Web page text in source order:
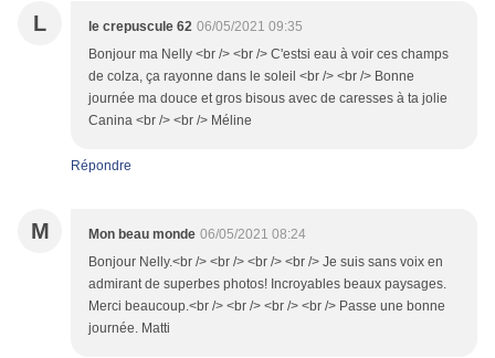
L le crepuscule 62 06/05/2021 09:35
Bonjour ma Nelly <br /> <br /> C'estsi eau à voir ces champs
de colza, ça rayonne dans le soleil <br /> <br /> Bonne
journée ma douce et gros bisous avec de caresses à ta jolie
Canina <br /> <br /> Méline
Répondre
M Mon beau monde 06/05/2021 08:24
Bonjour Nelly.<br /> <br /> <br /> <br /> Je suis sans voix en
admirant de superbes photos! Incroyables beaux paysages.
Merci beaucoup.<br /> <br /> <br /> <br /> Passe une bonne
journée. Matti